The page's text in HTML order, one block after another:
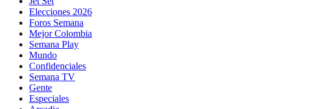
Elecciones 2026
Foros Semana
Mejor Colombia
Semana Play
Mundo
Confidenciales
Semana TV
Gente
Especiales